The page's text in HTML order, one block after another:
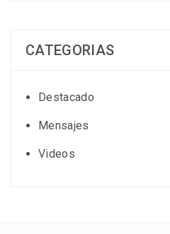
CATEGORIAS
Destacado
Mensajes
Videos